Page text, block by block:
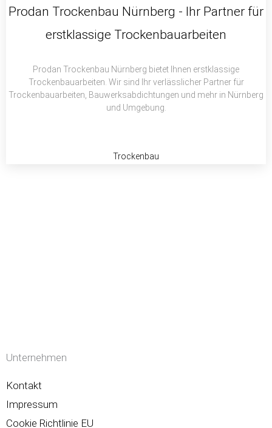
b
t
r
s
p
Prodan Trockenbau Nürnberg - Ihr Partner für
erstklassige Trockenbauarbeiten
Prodan Trockenbau Nürnberg bietet Ihnen erstklassige
Trockenbauarbeiten. Wir sind Ihr verlässlicher Partner für
Trockenbauarbeiten, Bauwerksabdichtungen und mehr in Nürnberg
und Umgebung.
Trockenbau
Unternehmen
Kontakt
Impressum
Cookie Richtlinie EU